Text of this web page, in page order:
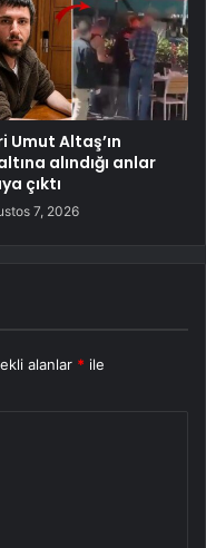
Umut Altaş’ın
alındığı anlar
çıktı
7, 2026
alanlar * ile